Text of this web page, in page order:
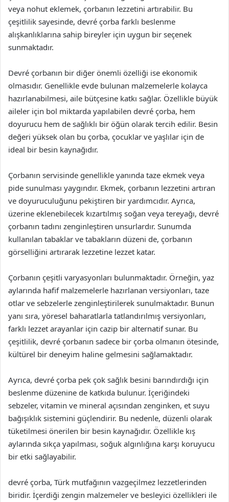
veya nohut eklemek, çorbanın lezzetini artırabilir. Bu
çeşitlilik sayesinde, devré çorba farklı beslenme
alışkanlıklarına sahip bireyler için uygun bir seçenek
sunmaktadır.
Devré çorbanın bir diğer önemli özelliği ise ekonomik
olmasıdır. Genellikle evde bulunan malzemelerle kolayca
hazırlanabilmesi, aile bütçesine katkı sağlar. Özellikle büyük
aileler için bol miktarda yapılabilen devré çorba, hem
doyurucu hem de sağlıklı bir öğün olarak tercih edilir. Besin
değeri yüksek olan bu çorba, çocuklar ve yaşlılar için de
ideal bir besin kaynağıdır.
Çorbanın servisinde genellikle yanında taze ekmek veya
pide sunulması yaygındır. Ekmek, çorbanın lezzetini artıran
ve doyuruculuğunu pekiştiren bir yardımcıdır. Ayrıca,
üzerine eklenebilecek kızartılmış soğan veya tereyağı, devré
çorbanın tadını zenginleştiren unsurlardır. Sunumda
kullanılan tabaklar ve tabakların düzeni de, çorbanın
görselliğini artırarak lezzetine lezzet katar.
Çorbanın çeşitli varyasyonları bulunmaktadır. Örneğin, yaz
aylarında hafif malzemelerle hazırlanan versiyonları, taze
otlar ve sebzelerle zenginleştirilerek sunulmaktadır. Bunun
yanı sıra, yöresel baharatlarla tatlandırılmış versiyonları,
farklı lezzet arayanlar için cazip bir alternatif sunar. Bu
çeşitlilik, devré çorbanın sadece bir çorba olmanın ötesinde,
kültürel bir deneyim haline gelmesini sağlamaktadır.
Ayrıca, devré çorba pek çok sağlık besini barındırdığı için
beslenme düzenine de katkıda bulunur. İçeriğindeki
sebzeler, vitamin ve mineral açısından zenginken, et suyu
bağışıklık sistemini güçlendirir. Bu nedenle, düzenli olarak
tüketilmesi önerilen bir besin kaynağıdır. Özellikle kış
aylarında sıkça yapılması, soğuk algınlığına karşı koruyucu
bir etki sağlayabilir.
devré çorba, Türk mutfağının vazgeçilmez lezzetlerinden
biridir. İçerdiği zengin malzemeler ve besleyici özellikleri ile